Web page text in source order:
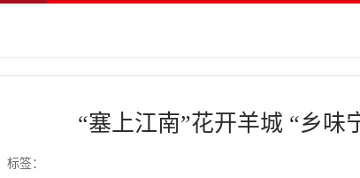
“塞上江南”花开羊城 “乡味
标签：